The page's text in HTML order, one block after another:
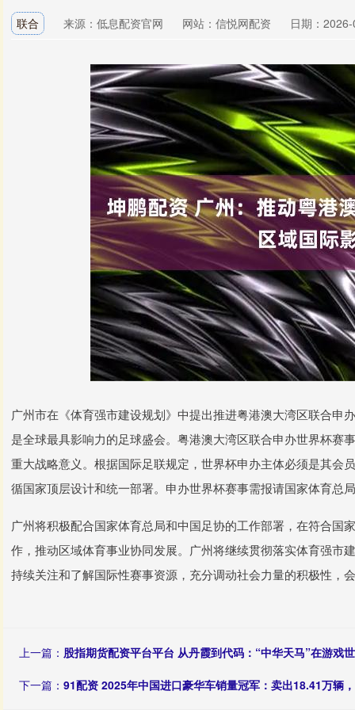
联合 来源：低息配资官网 网站：信悦网配资 日期：
广州市在《体育强市建设规划》中提出推进粤港澳大湾区联合申
是全球最具影响力的足球盛会。粤港澳大湾区联合申办世界杯赛
重大战略意义。根据国际足联规定，世界杯申办主体必须是其会
循国家顶层设计和统一部署。申办世界杯赛事需报请国家体育总
广州将积极配合国家体育总局和中国足协的工作部署，在符合国
作，推动区域体育事业协同发展。广州将继续贯彻落实体育强市
持续关注和了解国际性赛事资源，充分调动社会力量的积极性，
上一篇： 股指期货配资平台平台 从丹霞到代码：“中华天马”在游戏
下一篇： 91配资 2025年中国进口豪华车销量冠军：卖出18.41万辆